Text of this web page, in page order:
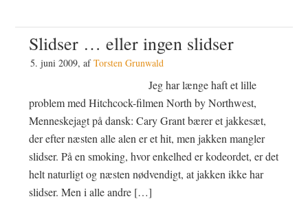
Slidser … eller ingen slidser
5. juni 2009, afTorsten Grunwald
Jeg har længe haft et lille
problem med Hitchcock-filmen North by Northwest,
Menneskejagt på dansk: Cary Grant bærer et jakkesæt,
der efter næsten alle alen er et hit, men jakken mangler
slidser. På en smoking, hvor enkelhed er kodeordet, er det
helt naturligt og næsten nødvendigt, at jakken ikke har
slidser. Men i alle andre […]